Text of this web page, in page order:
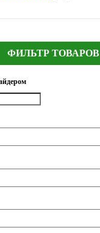
ФИЛЬТР ТОВАРОВ